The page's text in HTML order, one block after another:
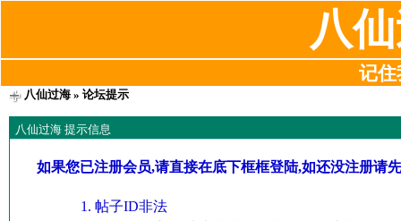
八
记住
八仙过海» 论坛提示
八仙过海 提示信息
如果您已注册会员,请直接在底下框框登陆,如还没注册请
帖子ID非法